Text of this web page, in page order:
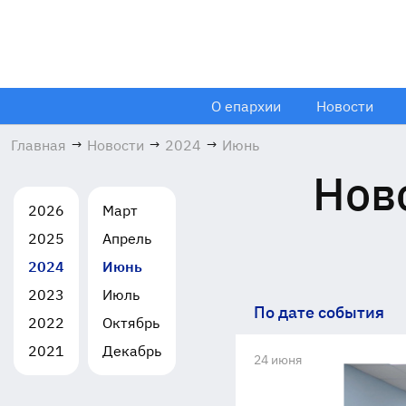
О епархии Новости
Главная → Новости → 2024 → Июнь
2026
2025
2024
2023
2022
2021
Март
Апрель
Июнь
Июль
Октябрь
Декабрь
По дате события
24 июня